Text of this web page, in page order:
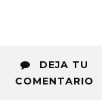
DEJA TU
COMENTARIO